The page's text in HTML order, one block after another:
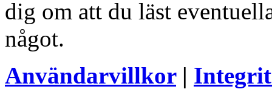
dig om att du läst
något.
Användarvillkor|